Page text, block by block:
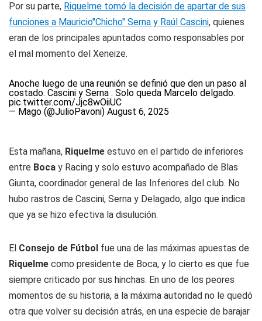
Por su parte, Riquelme tomó la decisión de apartar de sus
funciones a Mauricio"Chicho" Serna y Raúl Cascini, quienes
eran de los principales apuntados como responsables por
el mal momento del Xeneize.
Anoche luego de una reunión se definió que den un paso al
costado. Cascini y Serna . Solo queda Marcelo delgado.
pic.twitter.com/Jjc8wOiiUC
— Mago (@JulioPavoni) August 6, 2025
Esta mañana, Riquelme estuvo en el partido de inferiores
entre Boca y Racing y solo estuvo acompañado de Blas
Giunta, coordinador general de las Inferiores del club. No
hubo rastros de Cascini, Serna y Delagado, algo que indica
que ya se hizo efectiva la disulución.
El Consejo de Fútbol fue una de las máximas apuestas de
Riquelme como presidente de Boca, y lo cierto es que fue
siempre criticado por sus hinchas. En uno de los peores
momentos de su historia, a la máxima autoridad no le quedó
otra que volver su decisión atrás, en una especie de barajar